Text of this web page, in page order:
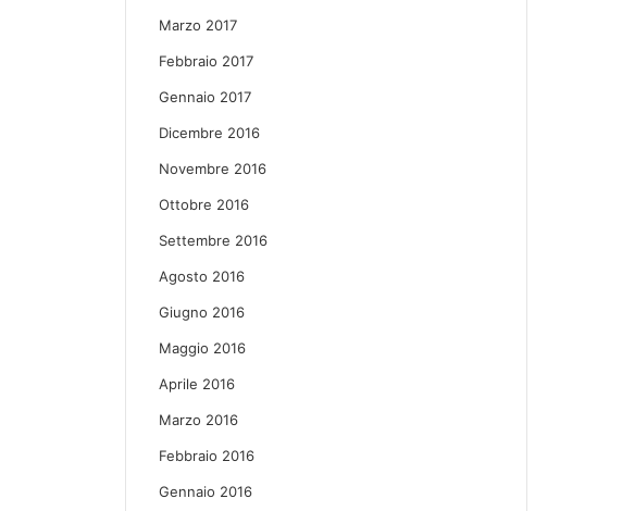
Marzo 2017
Febbraio 2017
Gennaio 2017
Dicembre 2016
Novembre 2016
Ottobre 2016
Settembre 2016
Agosto 2016
Giugno 2016
Maggio 2016
Aprile 2016
Marzo 2016
Febbraio 2016
Gennaio 2016